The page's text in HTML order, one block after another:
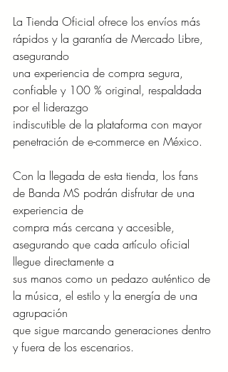
La Tienda Oficial ofrece los envíos más
rápidos y la garantía de Mercado Libre,
asegurando
una experiencia de compra segura,
confiable y 100 % original, respaldada
por el liderazgo
indiscutible de la plataforma con mayor
penetración de e-commerce en México.
Con la llegada de esta tienda, los fans
de Banda MS podrán disfrutar de una
experiencia de
compra más cercana y accesible,
asegurando que cada artículo oficial
llegue directamente a
sus manos como un pedazo auténtico de
la música, el estilo y la energía de una
agrupación
que sigue marcando generaciones dentro
y fuera de los escenarios.